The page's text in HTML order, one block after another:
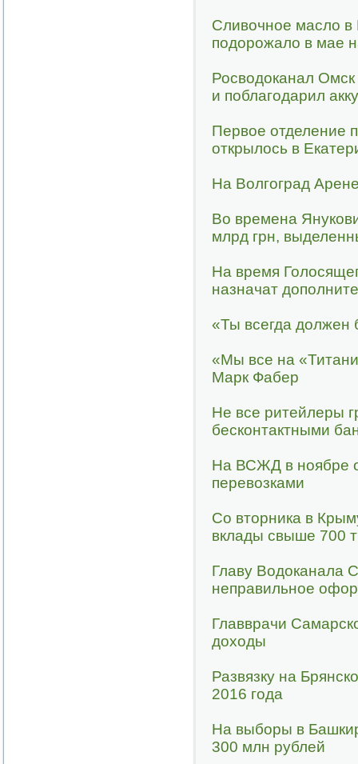
Сливочное масло
подорожало в мае
Росводоканал Омск
и поблагодарил
Первое отделение
открылось в
На Волгоград
Во времена
млрд грн,
На время
назначат
«Ты всегда должен
«Мы все на
Марк Фабер
Не все ритейлеры
бесконтактными
На ВСЖД в ноябре
перевозками
Со вторника в
вклады свыше 700
Главу Водоканала
неправильное
Главврачи
доходы
Развязку на
2016 года
На выборы в
300 млн рублей